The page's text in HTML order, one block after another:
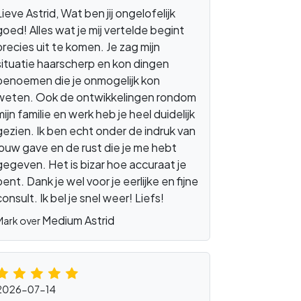
Astrid, Wat ben jij ongelofelijk
Alles wat je mij vertelde begint
uit te komen. Je zag mijn
haarscherp en kon dingen
die je onmogelijk kon
Ook de ontwikkelingen rondom
familie en werk heb je heel duidelijk
Ik ben echt onder de indruk van
gave en de rust die je me hebt
Het is bizar hoe accuraat je
Dank je wel voor je eerlijke en fijne
Ik bel je snel weer! Liefs!
overMedium Astrid
07-14